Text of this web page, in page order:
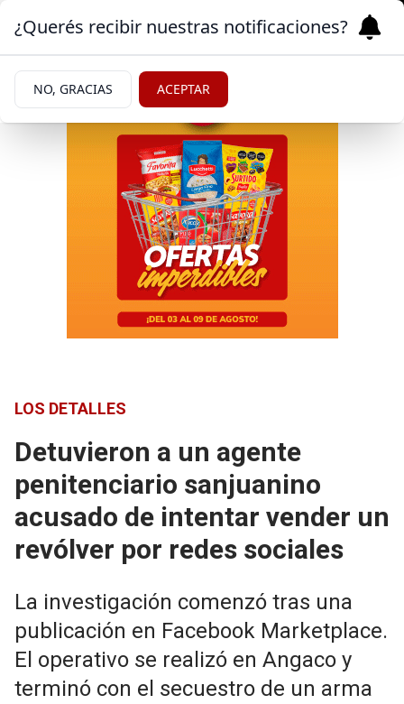
LOS DETALLES
Detuvieron a un agente
penitenciario sanjuanino
acusado de intentar vender un
revólver por redes sociales
La investigación comenzó tras una
publicación en Facebook Marketplace.
El operativo se realizó en Angaco y
terminó con el secuestro de un arma
¿Querés recibir nuestras notificaciones?
NO, GRACIAS ACEPTAR